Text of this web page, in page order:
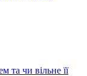
та чи вільне її